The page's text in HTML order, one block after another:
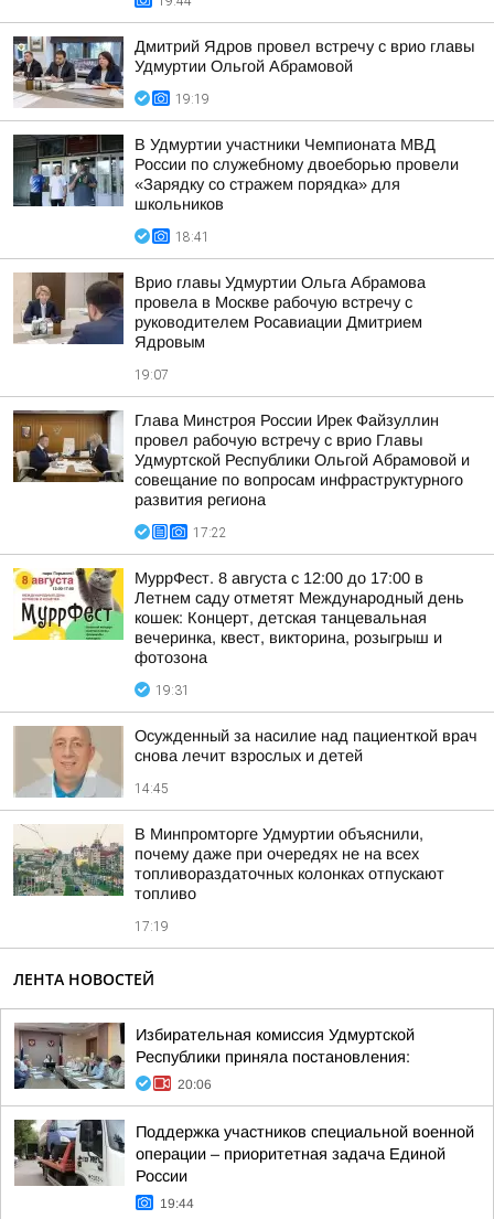
Дмитрий Ядров провел встречу с врио главы
Удмуртии Ольгой Абрамовой
19:19
В Удмуртии участники Чемпионата МВД
России по служебному двоеборью провели
«Зарядку со стражем порядка» для
школьников
18:41
Врио главы Удмуртии Ольга Абрамова
провела в Москве рабочую встречу с
руководителем Росавиации Дмитрием
Ядровым
19:07
Глава Минстроя России Ирек Файзуллин
провел рабочую встречу с врио Главы
Удмуртской Республики Ольгой Абрамовой и
совещание по вопросам инфраструктурного
развития региона
17:22
МуррФест. 8 августа с 12:00 до 17:00 в
Летнем саду отметят Международный день
кошек: Концерт, детская танцевальная
вечеринка, квест, викторина, розыгрыш и
фотозона
19:31
Осужденный за насилие над пациенткой врач
снова лечит взрослых и детей
14:45
В Минпромторге Удмуртии объяснили,
почему даже при очередях не на всех
топливораздаточных колонках отпускают
топливо
17:19
ЛЕНТА НОВОСТЕЙ
Избирательная комиссия Удмуртской
Республики приняла постановления:
20:06
Поддержка участников специальной военной
операции – приоритетная задача Единой
России
19:44